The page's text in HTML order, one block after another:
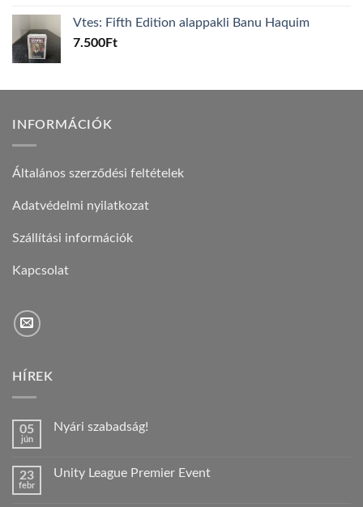
Vtes: Fifth Edition alappakli Banu Haquim
7.500Ft
INFORMÁCIÓK
Általános szerződési feltételek
Adatvédelmi nyilatkozat
Szállítási információk
Kapcsolat
HÍREK
05
jún
Nyári szabadság!
Nyári
23
febr
Unity League Premier Event